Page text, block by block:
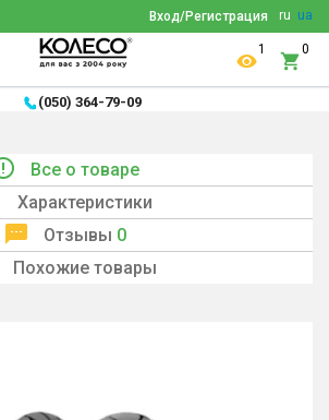
ru ua
Вход/Регистрация
1 0
(050) 364-79-09
Все о товаре
Характеристики
Отзывы 0
Похожие товары